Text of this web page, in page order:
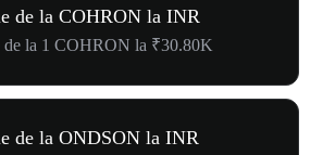
de la COHRON la INR
de la 1 COHRON la ₹30.80K
de la ONDSON la INR